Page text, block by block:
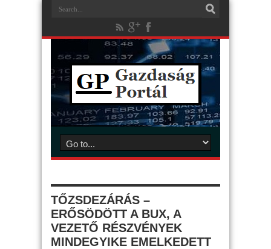
TŐZSDEZÁRÁS –
ERŐSÖDÖTT A BUX, A
VEZETŐ RÉSZVÉNYEK
MINDEGYIKE EMELKEDETT